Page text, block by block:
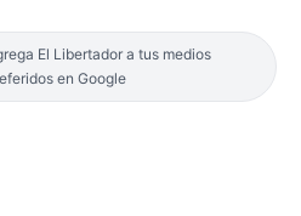
El Libertador a tus medios
en Google